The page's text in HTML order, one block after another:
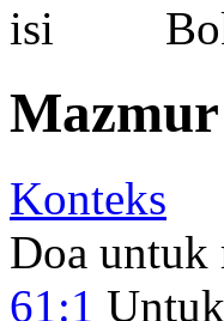
Konteks
Doa untuk
61:1